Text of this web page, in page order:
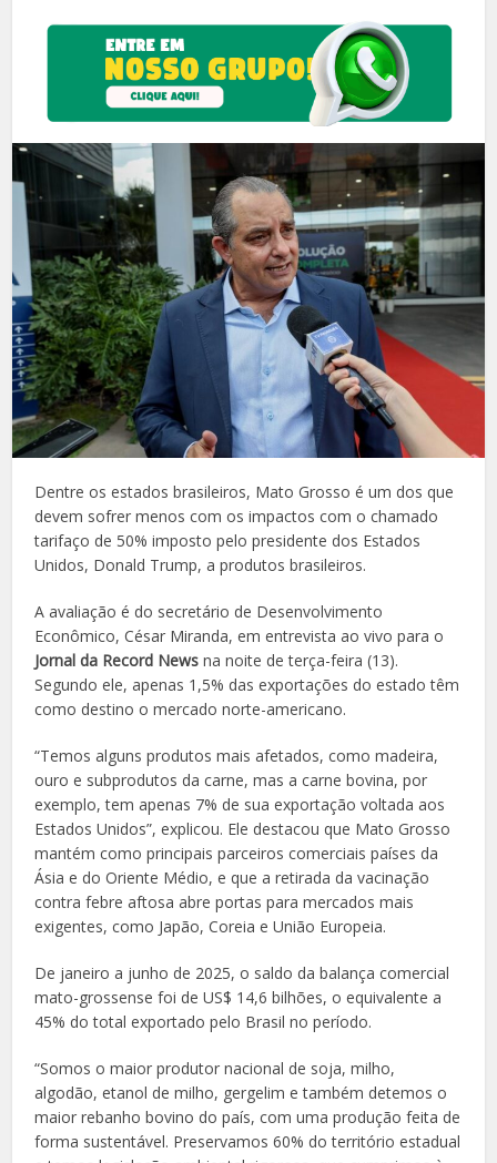
Dentre os estados brasileiros, Mato Grosso é um dos que
devem sofrer menos com os impactos com o chamado
tarifaço de 50% imposto pelo presidente dos Estados
Unidos, Donald Trump, a produtos brasileiros.
A avaliação é do secretário de Desenvolvimento
Econômico, César Miranda, em entrevista ao vivo para o
Jornal da Record News na noite de terça-feira (13).
Segundo ele, apenas 1,5% das exportações do estado têm
como destino o mercado norte-americano.
“Temos alguns produtos mais afetados, como madeira,
ouro e subprodutos da carne, mas a carne bovina, por
exemplo, tem apenas 7% de sua exportação voltada aos
Estados Unidos”, explicou. Ele destacou que Mato Grosso
mantém como principais parceiros comerciais países da
Ásia e do Oriente Médio, e que a retirada da vacinação
contra febre aftosa abre portas para mercados mais
exigentes, como Japão, Coreia e União Europeia.
De janeiro a junho de 2025, o saldo da balança comercial
mato-grossense foi de US$ 14,6 bilhões, o equivalente a
45% do total exportado pelo Brasil no período.
“Somos o maior produtor nacional de soja, milho,
algodão, etanol de milho, gergelim e também detemos o
maior rebanho bovino do país, com uma produção feita de
forma sustentável. Preservamos 60% do território estadual